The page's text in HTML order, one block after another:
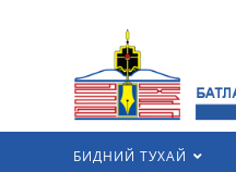
БИДНИЙ ТУХАЙ